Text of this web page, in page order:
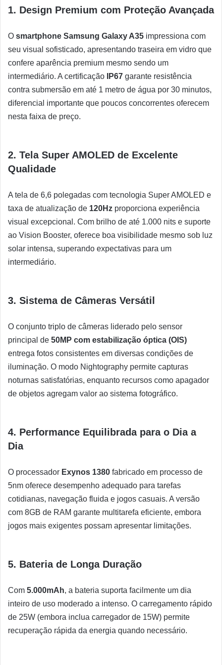
1. Design Premium com Proteção Avançada
O smartphone Samsung Galaxy A35 impressiona com
seu visual sofisticado, apresentando traseira em vidro que
confere aparência premium mesmo sendo um
intermediário. A certificação
IP67 garante resistência
contra submersão em até 1 metro de água por 30 minutos,
diferencial importante que poucos concorrentes oferecem
nesta faixa de preço.
2. Tela Super AMOLED de Excelente
Qualidade
A tela de 6,6 polegadas com tecnologia Super AMOLED e
taxa de atualização de 120Hz proporciona experiência
visual excepcional. Com brilho de até 1.000 nits e suporte
ao Vision Booster, oferece boa visibilidade mesmo sob luz
solar intensa, superando expectativas para um
intermediário.
3. Sistema de Câmeras Versátil
O conjunto triplo de câmeras liderado pelo sensor
principal de 50MP com estabilização óptica (OIS)
entrega fotos consistentes em diversas condições de
iluminação. O modo Nightography permite capturas
noturnas satisfatórias, enquanto recursos como apagador
de objetos agregam valor ao sistema fotográfico.
4. Performance Equilibrada para o Dia a
Dia
O processador Exynos 1380 fabricado em processo de
5nm oferece desempenho adequado para tarefas
cotidianas, navegação fluida e jogos casuais. A versão
com 8GB de RAM garante multitarefa eficiente, embora
jogos mais exigentes possam apresentar limitações.
5. Bateria de Longa Duração
Com 5.000mAh, a bateria suporta facilmente um dia
inteiro de uso moderado a intenso. O carregamento rápido
de 25W (embora inclua carregador de 15W) permite
recuperação rápida da energia quando necessário.